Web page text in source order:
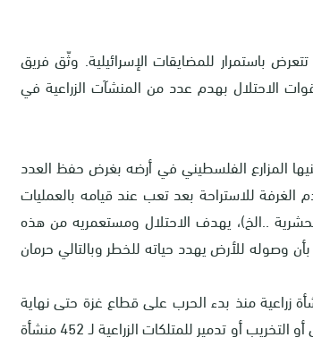
باستمرار للمضايقات الإسرائيلية. وثّق فريق
الاحتلال بهدم عدد من المنشآت الزراعية في
المزارع الفلسطيني في أرضه بغرض حفظ العدد
الغرفة للاستراحة بعد تعب عند قيامه بالعمليات
..الخ)، يهدف الاحتلال ومستعمريه من هذه
وصوله للأرض يهدد حياته للخطر وبالتالي حرمان
مركز أبحاث الأراضي هدم سلطات الاحتلال لـ 377 منشأة زراعية منذ بدء الحرب على قطاع غزة حتى نهاية
عام 2024 منها 70 غرفة زراعية، كما أن المستعمرين اعتدوا بالحرق أو التخريب أو تدمير للمتلكات الزراعية لـ 452 منشأة